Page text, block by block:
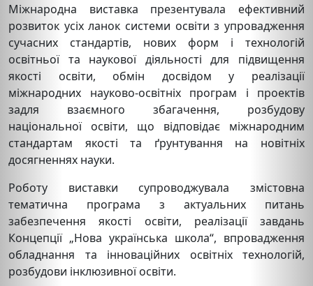
Міжнародна виставка презентувала ефективний
розвиток усіх ланок системи освіти з упровадження
сучасних стандартів, нових форм і технологій
освітньої та наукової діяльності для підвищення
якості освіти, обмін досвідом у реалізації
міжнародних науково-освітніх програм і проектів
задля взаємного збагачення, розбудову
національної освіти, що відповідає міжнародним
стандартам якості та ґрунтування на новітніх
досягненнях науки.
Роботу виставки супроводжувала змістовна
тематична програма з актуальних питань
забезпечення якості освіти, реалізації завдань
Концепції „Нова українська школа“, впровадження
обладнання та інноваційних освітніх технологій,
розбудови інклюзивної освіти.